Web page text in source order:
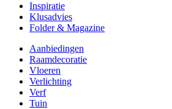
Inspiratie
Klusadvies
Folder & Magazine
Aanbiedingen
Raamdecoratie
Vloeren
Verlichting
Verf
Tuin